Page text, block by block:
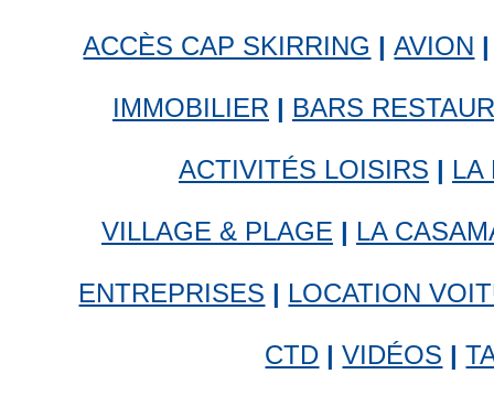
ACCÈS CAP SKIRRING |AVION |
IMMOBILIER | BARS
ACTIVITÉS LOISIRS | LA
VILLAGE & PLAGE | LA
ENTREPRISES | LOCATION
CTD |VIDÉOS |